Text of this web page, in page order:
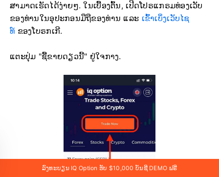
ສາມາດເຮັດໄດ້ງ່າຍໆ. ໃນເບື້ອງຕົ້ນ, ເປີດໂປຣແກຣມທ່ອງເວັບ
ຂອງທ່ານໃນອຸປະກອນມືຖືຂອງທ່ານ ແລະ ເຂົ້າເບິ່ງເວັບໄຊ
ທ໌ ຂອງໂບຣກເກີ.
ແຕະປຸ່ມ "ຊື້ຂາຍດຽວນີ້" ຢູ່ໃຈກາງ.
ລົງທະບຽນ IQ Option ຮັບ $10,000 ບັນຊີ DEMO ຟຣີ